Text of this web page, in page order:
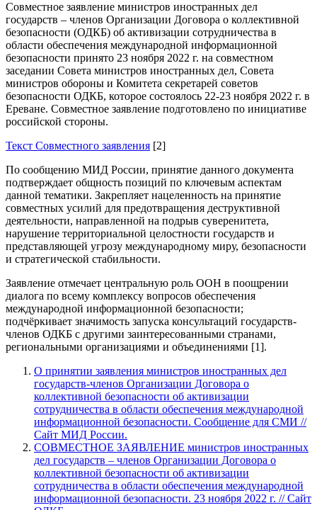
Совместное заявление министров иностранных дел
государств – членов Организации Договора о коллективной
безопасности (ОДКБ) об активизации сотрудничества в
области обеспечения международной информационной
безопасности принято 23 ноября 2022 г. на совместном
заседании Совета министров иностранных дел, Совета
министров обороны и Комитета секретарей советов
безопасности ОДКБ, которое состоялось 22-23 ноября 2022 г. в
Ереване. Совместное заявление подготовлено по инициативе
российской стороны.
Текст Совместного заявления [2]
По сообщению МИД России, принятие данного документа
подтверждает общность позиций по ключевым аспектам
данной тематики. Закрепляет нацеленность на принятие
совместных усилий для предотвращения деструктивной
деятельности, направленной на подрыв суверенитета,
нарушение территориальной целостности государств и
представляющей угрозу международному миру, безопасности
и стратегической стабильности.
Заявление отмечает центральную роль ООН в поощрении
диалога по всему комплексу вопросов обеспечения
международной информационной безопасности;
подчёркивает значимость запуска консультаций государств-
членов ОДКБ с другими заинтересованными странами,
региональными организациями и объединениями [1].
О принятии заявления министров иностранных дел
государств-членов Организации Договора о
коллективной безопасности об активизации
сотрудничества в области обеспечения международной
информационной безопасности. Сообщение для СМИ //
Сайт МИД России.
СОВМЕСТНОЕ ЗАЯВЛЕНИЕ министров иностранных
дел государств – членов Организации Договора о
коллективной безопасности об активизации
сотрудничества в области обеспечения международной
информационной безопасности. 23 ноября 2022 г. // Сайт